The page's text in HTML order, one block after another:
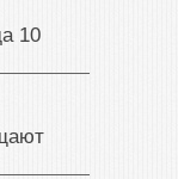
10